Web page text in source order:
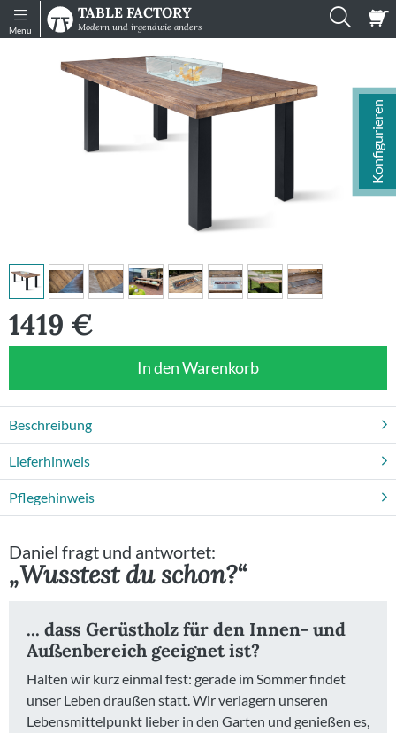
Menu
TABLE FACTORY
Modern und irgendwie anders
Shop Infos
Einzelne
Platten
Impressionen
Beratungstermin
Konfigurieren
1419 €
In den Warenkorb
Beschreibung
Lieferhinweis
Pflegehinweis
Daniel fragt und antwortet:
„Wusstest du schon?“
... dass Gerüstholz für den Innen- und
Außenbereich geeignet ist?
Halten wir kurz einmal fest: gerade im Sommer findet
unser Leben draußen statt. Wir verlagern unseren
Lebensmittelpunkt lieber in den Garten und genießen es,